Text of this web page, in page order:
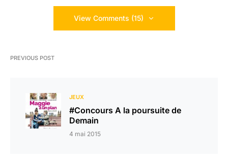
View Comments (15)
PREVIOUS POST
JEUX
#Concours A la poursuite de
Demain
4 mai 2015